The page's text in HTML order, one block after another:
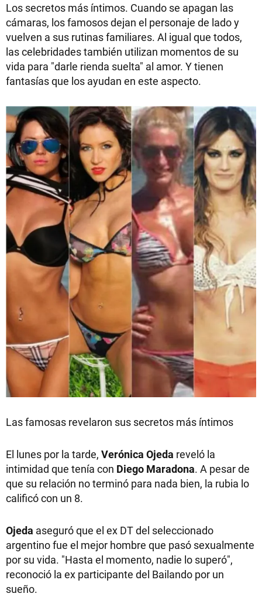
Los secretos más íntimos. Cuando se apagan las
cámaras, los famosos dejan el personaje de lado y
vuelven a sus rutinas familiares. Al igual que todos,
las celebridades también utilizan momentos de su
vida para "darle rienda suelta" al amor. Y tienen
fantasías que los ayudan en este aspecto.
Las famosas revelaron sus secretos más íntimos
El lunes por la tarde, Verónica Ojeda reveló la
intimidad que tenía con Diego Maradona. A pesar de
que su relación no terminó para nada bien, la rubia lo
calificó con un 8.
Ojeda aseguró que el ex DT del seleccionado
argentino fue el mejor hombre que pasó sexualmente
por su vida. "Hasta el momento, nadie lo superó",
reconoció la ex participante del Bailando por un
sueño.